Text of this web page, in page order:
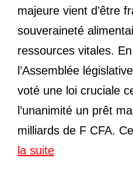
majeure vient d’être
souveraineté
ressources vitales.
l’Assemblée
voté une loi cruciale
l’unanimité un prêt
milliards de F CFA.
la suite